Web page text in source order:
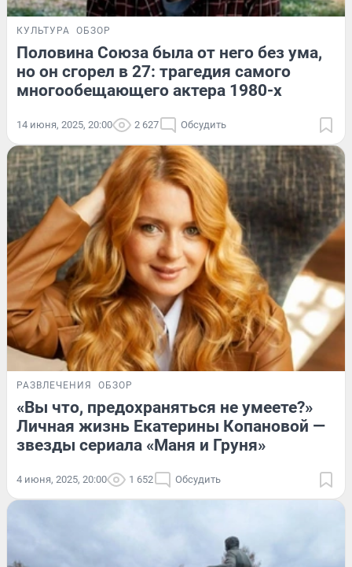
КУЛЬТУРА ОБЗОР
Половина Союза была от него без ума,
но он сгорел в 27: трагедия самого
многообещающего актера 1980-х
14 июня, 2025, 20:00 2 627 Обсудить
РАЗВЛЕЧЕНИЯ ОБЗОР
«Вы что, предохраняться не умеете?»
Личная жизнь Екатерины Копановой —
звезды сериала «Маня и Груня»
4 июня, 2025, 20:00 1 652 Обсудить